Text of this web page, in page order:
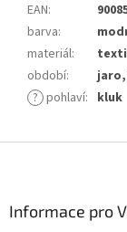
EAN:
barva:
materiál:
období:
? pohlaví: kluk
Informace pro